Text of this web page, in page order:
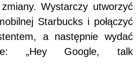
Wystarczy utworzyć
Starbucks i połączyć
a następnie wydać
„Hey Google, talk